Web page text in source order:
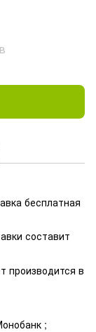
бесплатная
составит
производится в
;